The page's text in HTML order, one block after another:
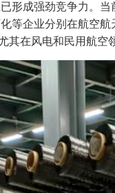
形成强劲竞争力。
等企业分别在航空
其在风电和民用航空